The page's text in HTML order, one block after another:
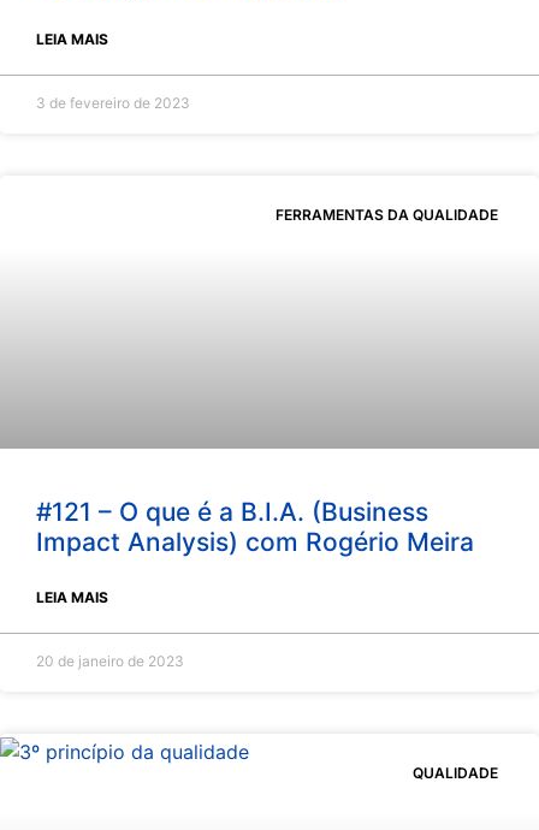
LEIA MAIS
3 de fevereiro de 2023
FERRAMENTAS DA QUALIDADE
#121 – O que é a B.I.A. (Business
Impact Analysis) com Rogério Meira
LEIA MAIS
20 de janeiro de 2023
QUALIDADE